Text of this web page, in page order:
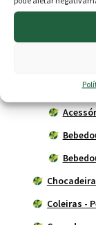
Anti-
Coleiras -